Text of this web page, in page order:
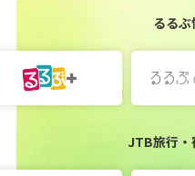
るる
JTB旅行・